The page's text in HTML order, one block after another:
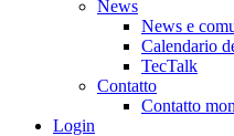
News
News e
Calendario
TecTalk
Contatto
Contatto
Login